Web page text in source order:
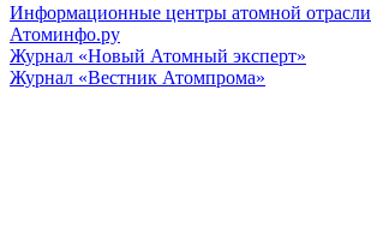
Информационные центры атомной отрасли
Атоминфо.ру
Журнал «Новый Атомный эксперт»
Журнал «Вестник Атомпрома»